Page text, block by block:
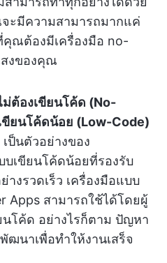
ะมีความสามารถมากแค่
ณต้องมีเครื่องมือ no-
งของคุณ
ม่ต้องเขียนโค้ด (No-
ขียนโค้ดน้อย (Low-Code)
ป็นตัวอย่างของ
เขียนโค้ดน้อยที่รองรับ
งรวดเร็ว เครื่องมือแบบ
Apps สามารถใช้ได้โดยผู้
โค้ด อย่างไรก็ตาม ปัญหา
นาเพื่อทำให้งานเสร็จ